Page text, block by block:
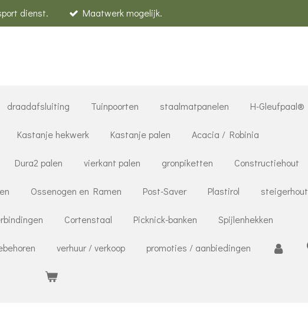
dienst. Maatwerk mogelijk.
draadafsluiting Tuinpoorten staalmatpanelen H-Gleufpaal®
Kastanje hekwerk Kastanje palen Acacia / Robinia
Dura2 palen vierkant palen gronpiketten Constructiehout
Ossenogen en Ramen Post-Saver Plastirol steigerhout
Cortenstaal Picknick-banken Spijlenhekken
verhuur / verkoop promoties / aanbiedingen